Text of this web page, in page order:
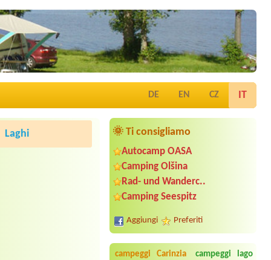
DE EN CZ IT
🌞 Ti consigliamo
Autocamp OASA
Camping Olšina
Rad- und Wanderc..
Camping Seespitz
Aggiungi Preferiti
campeggi Carinzia
campeggi lago
Laghi